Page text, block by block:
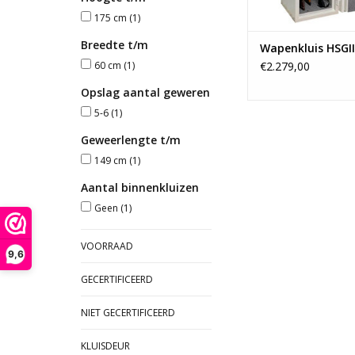
9,6
175 cm (1)
Breedte t/m
60 cm (1)
Opslag aantal geweren
5-6 (1)
Geweerlengte t/m
149 cm (1)
Aantal binnenkluizen
Geen (1)
VOORRAAD
GECERTIFICEERD
NIET GECERTIFICEERD
KLUISDEUR
Wapenkluis
€2.279,00